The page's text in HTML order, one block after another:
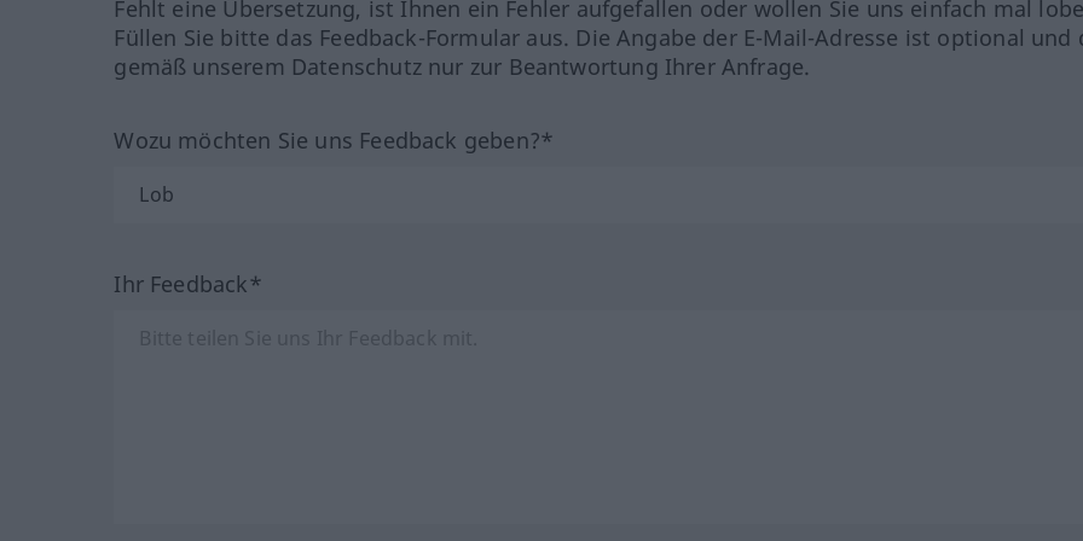
Fehlt eine Übersetzung, ist Ihnen ein Fehler aufgefallen oder wollen Sie uns einfach mal
Füllen Sie bitte das Feedback-Formular aus. Die Angabe der E-Mail-Adresse ist optional und
gemäß unserem Datenschutz nur zur Beantwortung Ihrer Anfrage.
Wozu möchten Sie uns Feedback geben?*
Ihr Feedback*